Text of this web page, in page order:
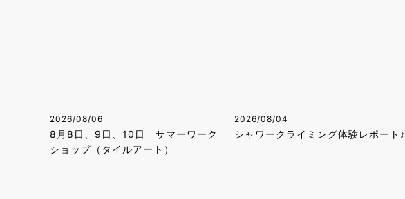
2026/08/06
8月8日、9日、10日 サマーワーク
ショップ（タイルアート）
2026/08/04
シャワークライミング体験レポート♪